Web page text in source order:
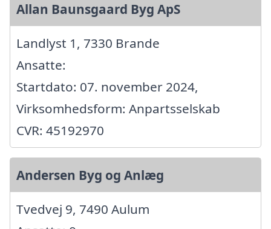
Allan Baunsgaard Byg ApS
Landlyst 1, 7330 Brande
Ansatte:
Startdato: 07. november 2024,
Virksomhedsform: Anpartsselskab
CVR: 45192970
Andersen Byg og Anlæg
Tvedvej 9, 7490 Aulum